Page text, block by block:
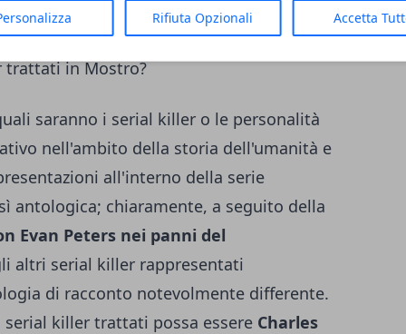
Rifiuta Opzionali Accetta
trattati in Mostro?
saranno i serial killer o le personalità
nell'ambito della storia dell'umanità e
all'interno della serie
antologica; chiaramente, a seguito della
Evan Peters nei panni del
altri serial killer rappresentati
di racconto notevolmente differente.
killer trattati possa essere Charles